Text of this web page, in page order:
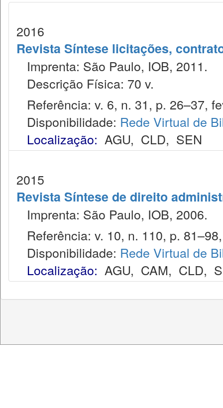
2016
Revista Síntese licitações,
Imprenta: São Paulo, IOB, 2011.
Descrição Física: 70 v.
Referência: v. 6, n. 31, p. 26–37,
Disponibilidade: Rede Virtual de
Localização: AGU, CLD, SEN
2015
Revista Síntese de direito
Imprenta: São Paulo, IOB, 2006.
Referência: v. 10, n. 110, p.
Disponibilidade: Rede Virtual de
Localização: AGU, CAM, CLD,